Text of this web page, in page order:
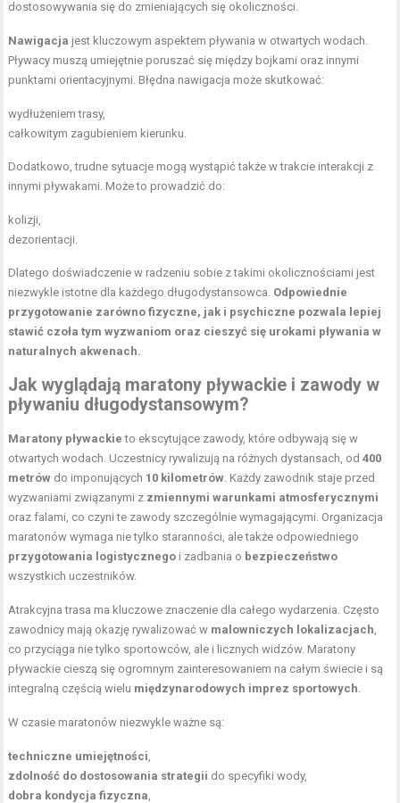
dostosowywania się do zmieniających się okoliczności.
Nawigacja jest kluczowym aspektem pływania w otwartych wodach.
Pływacy muszą umiejętnie poruszać się między bojkami oraz innymi
punktami orientacyjnymi. Błędna nawigacja może skutkować:
wydłużeniem trasy,
całkowitym zagubieniem kierunku.
Dodatkowo, trudne sytuacje mogą wystąpić także w trakcie interakcji z
innymi pływakami. Może to prowadzić do:
kolizji,
dezorientacji.
Dlatego doświadczenie w radzeniu sobie z takimi okolicznościami jest
niezwykle istotne dla każdego długodystansowca. Odpowiednie
przygotowanie zarówno fizyczne, jak i psychiczne pozwala lepiej
stawić czoła tym wyzwaniom oraz cieszyć się urokami pływania w
naturalnych akwenach.
Jak wyglądają maratony pływackie i zawody w
pływaniu długodystansowym?
Maratony pływackie to ekscytujące zawody, które odbywają się w
otwartych wodach. Uczestnicy rywalizują na różnych dystansach, od400
metrów do imponujących 10 kilometrów . Każdy zawodnik staje przed
wyzwaniami związanymi z zmiennymi warunkami atmosferycznymi
oraz falami, co czyni te zawody szczególnie wymagającymi. Organizacja
maratonów wymaga nie tylko staranności, ale także odpowiedniego
przygotowania logistycznego i zadbania o bezpieczeństwo
wszystkich uczestników.
Atrakcyjna trasa ma kluczowe znaczenie dla całego wydarzenia. Często
zawodnicy mają okazję rywalizować w malowniczych lokalizacjach
co przyciąga nie tylko sportowców, ale i licznych widzów. Maratony
pływackie cieszą się ogromnym zainteresowaniem na całym świecie i są
integralną częścią wielu międzynarodowych imprez sportowych
W czasie maratonów niezwykle ważne są:
techniczne umiejętności
zdolność do dostosowania strategii do specyfiki wody,
dobra kondycja fizyczna